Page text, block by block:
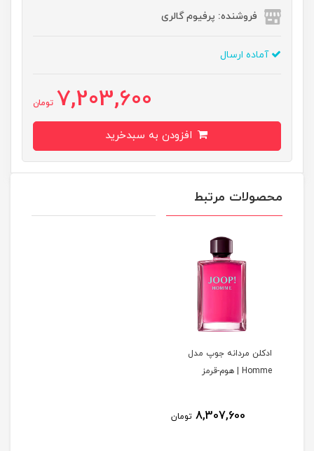
فروشنده: پرفیوم گالری
آماده ارسال
7,203,600 تومان
محصولات مرتبط
ادکلن مردانه جوپ مدل
Homme | هوم-قرمز
8,307,600 تومان